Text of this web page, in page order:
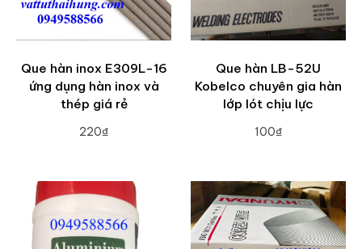
Que hàn inox E309L-16
ứng dụng hàn inox và
thép giá rẻ
220₫
Que hàn LB-52U
Kobelco chuyên gia hàn
lớp lót chịu lực
100₫